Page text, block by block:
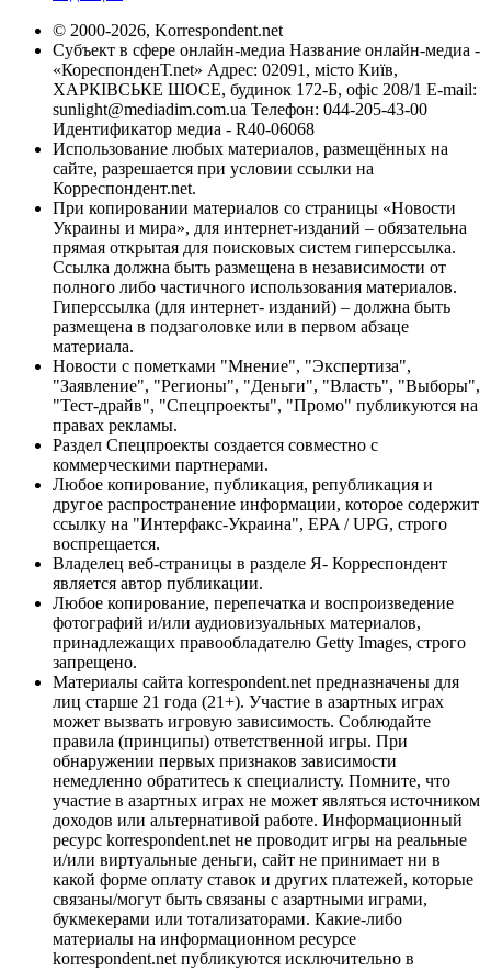
© 2000-2026, Korrespondent.net
Субъект в сфере онлайн-медиа Название онлайн-медиа -
«КореспонденТ.net» Адрес: 02091, місто Київ,
ХАРКІВСЬКЕ ШОСЕ, будинок 172-Б, офіс 208/1 E-mail:
sunlight@mediadim.com.ua Телефон: 044-205-43-00
Идентификатор медиа - R40-06068
Использование любых материалов, размещённых на
сайте, разрешается при условии ссылки на
Корреспондент.net.
При копировании материалов со страницы «Новости
Украины и мира», для интернет-изданий – обязательна
прямая открытая для поисковых систем гиперссылка.
Ссылка должна быть размещена в независимости от
полного либо частичного использования материалов.
Гиперссылка (для интернет- изданий) – должна быть
размещена в подзаголовке или в первом абзаце
материала.
Новости с пометками "Мнение", "Экспертиза",
"Заявление", "Регионы", "Деньги", "Власть", "Выборы",
"Тест-драйв", "Спецпроекты", "Промо" публикуются на
правах рекламы.
Раздел Спецпроекты создается совместно с
коммерческими партнерами.
Любое копирование, публикация, републикация и
другое распространение информации, которое содержит
ссылку на "Интерфакс-Украина", EPA / UPG, строго
воспрещается.
Владелец веб-страницы в разделе Я- Корреспондент
является автор публикации.
Любое копирование, перепечатка и воспроизведение
фотографий и/или аудиовизуальных материалов,
принадлежащих правообладателю Getty Images, строго
запрещено.
Материалы сайта korrespondent.net предназначены для
лиц старше 21 года (21+). Участие в азартных играх
может вызвать игровую зависимость. Соблюдайте
правила (принципы) ответственной игры. При
обнаружении первых признаков зависимости
немедленно обратитесь к специалисту. Помните, что
участие в азартных играх не может являться источником
доходов или альтернативой работе. Информационный
ресурс korrespondent.net не проводит игры на реальные
и/или виртуальные деньги, сайт не принимает ни в
какой форме оплату ставок и других платежей, которые
связаны/могут быть связаны с азартными играми,
букмекерами или тотализаторами. Какие-либо
материалы на информационном ресурсе
korrespondent.net публикуются исключительно в